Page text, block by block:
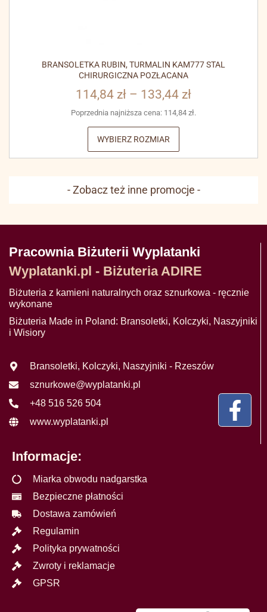
BRANSOLETKA RUBIN, TURMALIN KAM777 STAL
CHIRURGICZNA POZŁACANA
114,84 zł – 133,44 zł
Poprzednia najniższa cena: 114,84 zł.
WYBIERZ ROZMIAR
- Zobacz też inne promocje -
Pracownia Biżuterii Wyplatanki
Wyplatanki.pl - Biżuteria ADIRE
Biżuteria z kamieni naturalnych oraz sznurkowa - ręcznie
wykonane
Biżuteria Made in Poland: Bransoletki, Kolczyki, Naszyjniki
i Wisiory
Bransoletki, Kolczyki, Naszyjniki - Rzeszów
sznurkowe@wyplatanki.pl
+48 516 526 504
www.wyplatanki.pl
Informacje:
Miarka obwodu nadgarstka
Bezpieczne płatności
Dostawa zamówień
Regulamin
Polityka prywatności
Zwroty i reklamacje
GPSR